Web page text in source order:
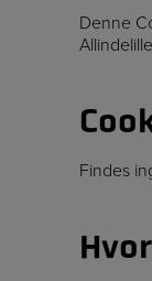
Denne
Findes